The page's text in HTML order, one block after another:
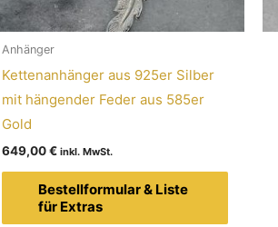
Anhänger
Kettenanhänger aus 925er Silber
mit hängender Feder aus 585er
Gold
649,00€
Bestellformular & Liste
für Extras